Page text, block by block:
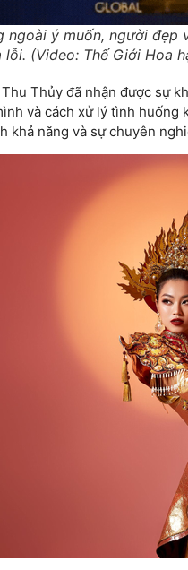
ngoài ý muốn, người
(Video: Thế Giới Hoa
Thủy đã nhận được sự
và cách xử lý tình
khả năng và sự chuyên